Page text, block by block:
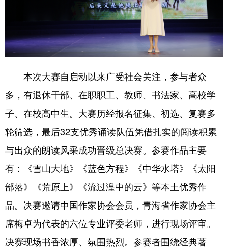
本次大赛自启动以来广受社会关注，参与者众
多，有退休干部、在职职工、教师、书法家、高校学
子、在校高中生。大赛历经报名征集、初选、复赛多
轮筛选，最后32支优秀诵读队伍凭借扎实的阅读积累
与出众的朗读风采成功晋级总决赛。参赛作品主要
有：《雪山大地》《蓝色方程》《中华水塔》《太阳
部落》《荒原上》《流过湟中的云》等本土优秀作
品。决赛邀请中国作家协会会员，青海省作家协会主
席梅卓为代表的六位专业评委老师，进行现场评审。
决赛现场书香浓厚、氛围热烈。参赛者围绕经典著